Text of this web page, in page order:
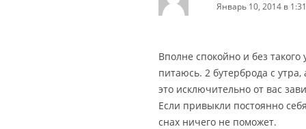
Январь 10, 2014 в
Вполне спокойно и без
питаюсь. 2 бутерброда с
это исключительно от вас
Если привыкли постоянно
снах ничего не поможет.